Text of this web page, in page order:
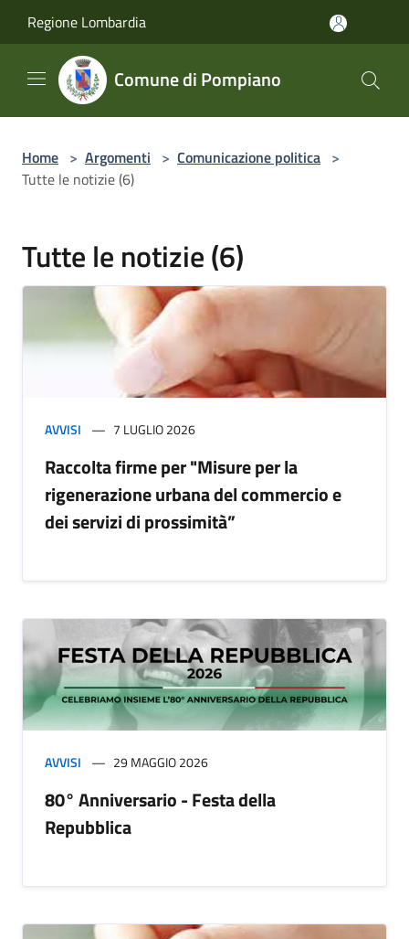
Regione Lombardia
Comune di Pompiano
Home > Argomenti > Comunicazione politica >
Tutte le notizie (6)
Tutte le notizie (6)
AVVISI 7 LUGLIO 2026
Raccolta firme per "Misure per la
rigenerazione urbana del commercio e
dei servizi di prossimità”
AVVISI 29 MAGGIO 2026
80° Anniversario - Festa della
Repubblica